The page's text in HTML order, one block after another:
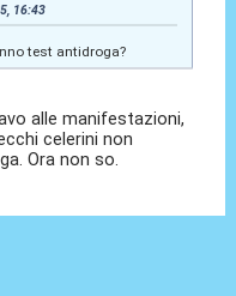
16:43
test antidroga?
alle manifestazioni,
celerini non
Ora non so.